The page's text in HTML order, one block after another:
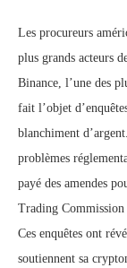
Les procureurs
plus grands acteurs
Binance, l’une des
fait l’objet
blanchiment
problèmes
payé des amendes
Trading
Ces enquêtes ont
soutiennent sa